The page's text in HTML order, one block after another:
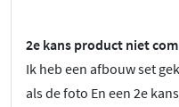
2e kans product niet
Ik heb een afbouw set
als de foto En een 2e